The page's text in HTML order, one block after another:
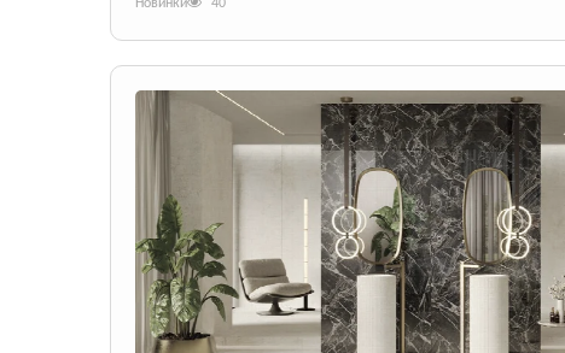
Новинки 40